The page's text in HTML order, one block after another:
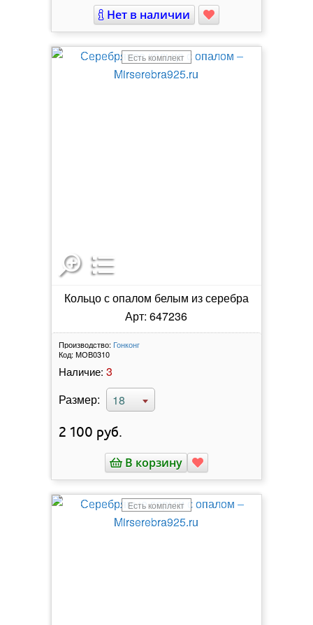
Нет в наличии
Есть комплект
Кольцо с опалом белым из серебра
Арт: 647236
Производство: Гонконг
Код: МОВ0310
Наличие: 3
Размер:
18
2 100 руб.
В корзину
Есть комплект